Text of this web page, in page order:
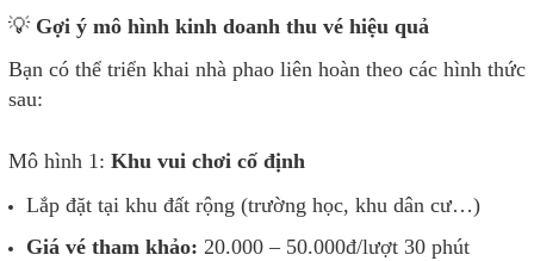
💡 Gợi ý mô hình kinh doanh thu vé hiệu quả
Bạn có thể triển khai nhà phao liên hoàn theo các hình thức
sau:
Mô hình 1: Khu vui chơi cố định
Lắp đặt tại khu đất rộng (trường học, khu dân cư…)
Giá vé tham khảo: 20.000 – 50.000đ/lượt 30 phút